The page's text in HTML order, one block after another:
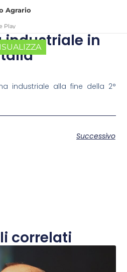
industriale in
industriale alla fine della 2°
Successivo
correlati
Agrario
Play